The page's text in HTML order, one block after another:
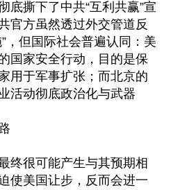
底撕下了中共“互利共赢”宣
官方虽然透过外交管道反
，但国际社会普遍认同：美
国家安全行动，目的是保
用于军事扩张；而北京的
活动彻底政治化与武器
终很可能产生与其预期相
使美国让步，反而会进一